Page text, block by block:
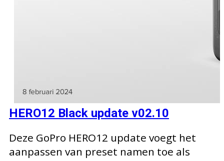
HERO12 Black update v02.10
Deze GoPro HERO12 update voegt het
aanpassen van preset namen toe als